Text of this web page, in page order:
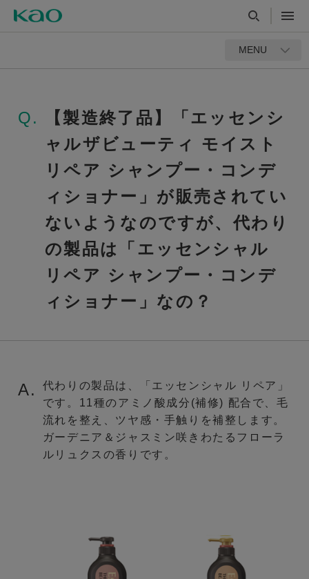
MENU
Q.
【製造終了品】「エッセンシ
ャルザビューティ モイスト
リペア シャンプー・コンデ
ィショナー」が販売されてい
ないようなのですが、代わり
の製品は「エッセンシャル
リペア シャンプー・コンデ
ィショナー」なの？
A.
代わりの製品は、「エッセンシャル リペア」
です。11種のアミノ酸成分(補修) 配合で、毛
流れを整え、ツヤ感・手触りを補整します。
ガーデニア＆ジャスミン咲きわたるフローラ
ルリュクスの香りです。